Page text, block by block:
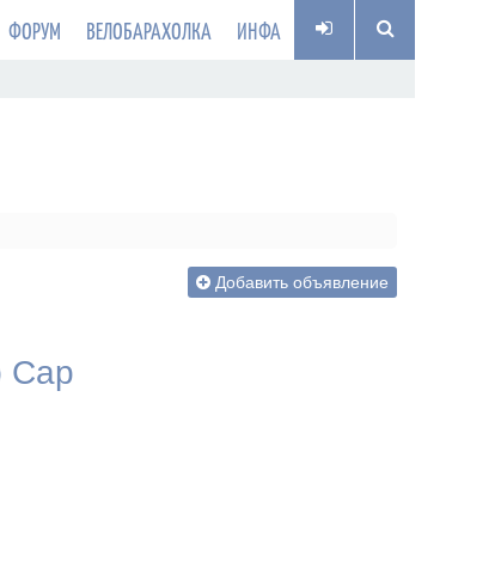
ФОРУМ ВЕЛОБАРАХОЛКА ИНФА
Добавить объявление
Cap